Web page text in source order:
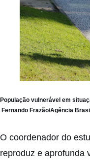
População vulnerável em
Fernando Frazão/Agência Brasil
O coordenador do
reproduz e aprofunda